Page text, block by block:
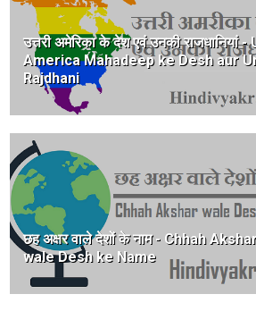
उत्तरी अमेरिका के देश एवं उनकी राजधानियां
America Mahadeep ke Desh aur
Rajdhani
छह अक्षर वाले देशों के नाम - Chhah
wale Desh ke Name